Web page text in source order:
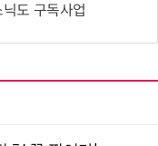
도 구독사업